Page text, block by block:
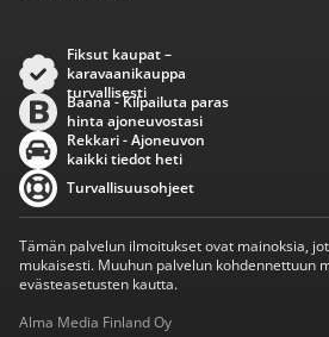
Fiksut kaupat –
karavaanikauppa
turvallisesti
Baana - Kilpailuta paras
hinta ajoneuvostasi
Rekkari - Ajoneuvon
kaikki tiedot heti
Turvallisuusohjeet
Tämän palvelun ilmoitukset ovat mainoksia,
mukaisesti. Muuhun palvelun kohdennettuun
evästeasetusten kautta.
Alma Media Finland Oy